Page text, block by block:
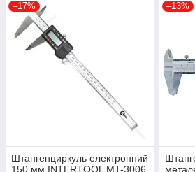
–17%
Штангенциркуль електронний
150 мм INTERTOOL MT-3006
–13%